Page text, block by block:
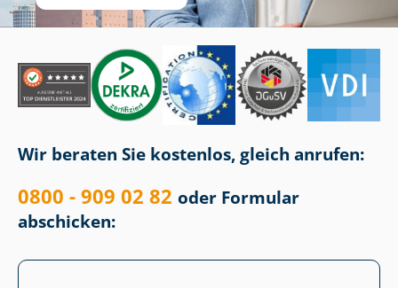
Wir beraten Sie kostenlos, gleich anrufen:
0800 - 909 02 82 oder Formular
abschicken: